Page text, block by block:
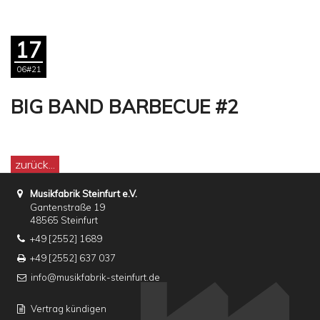
17
06#21
BIG BAND BARBECUE #2
zurück...
Musikfabrik Steinfurt e.V.
Gantenstraße 19
48565 Steinfurt
+49 [2552] 1689
+49 [2552] 637 037
info@musikfabrik-steinfurt.de
Vertrag kündigen